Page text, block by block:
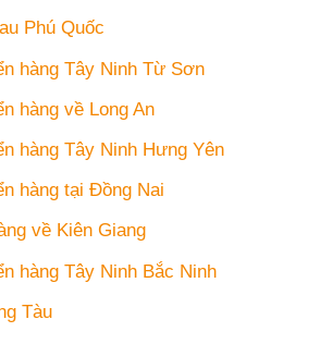
Phú Quốc
hàng Tây Ninh Từ Sơn
hàng về Long An
hàng Tây Ninh Hưng Yên
hàng tại Đồng Nai
về Kiên Giang
hàng Tây Ninh Bắc Ninh
Tàu